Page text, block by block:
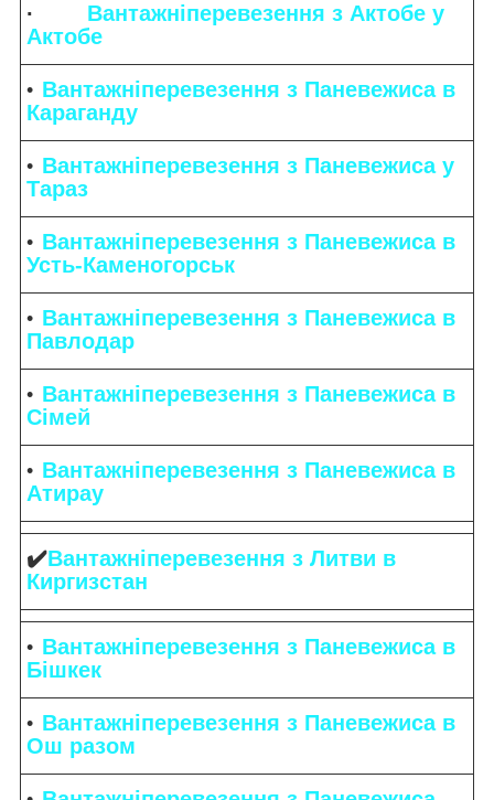
· Вантажніперевезення з Актобе у
Актобе
Вантажніперевезення з Паневежиса в
Караганду
Вантажніперевезення з Паневежиса у
Тараз
Вантажніперевезення з Паневежиса в
Усть-Каменогорськ
Вантажніперевезення з Паневежиса в
Павлодар
Вантажніперевезення з Паневежиса в
Сімей
Вантажніперевезення з Паневежиса в
Атирау
✔️Вантажніперевезення з Литви в
Киргизстан
Вантажніперевезення з Паневежиса в
Бішкек
Вантажніперевезення з Паневежиса в
Ош разом